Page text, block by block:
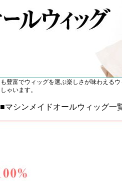
豊富でウィッグを選ぶ楽しさが味わえる
ゃいます。
■マシンメイドオールウィッグ一